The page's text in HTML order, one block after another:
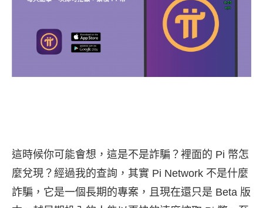
這時候你可能會想，這是不是詐騙？裡面的 Pi 幣怎
麼兌現？經過我的查詢，其實 Pi Network 不是什麼
詐騙，它是一個長期的專案，且現在還只是 Beta 版